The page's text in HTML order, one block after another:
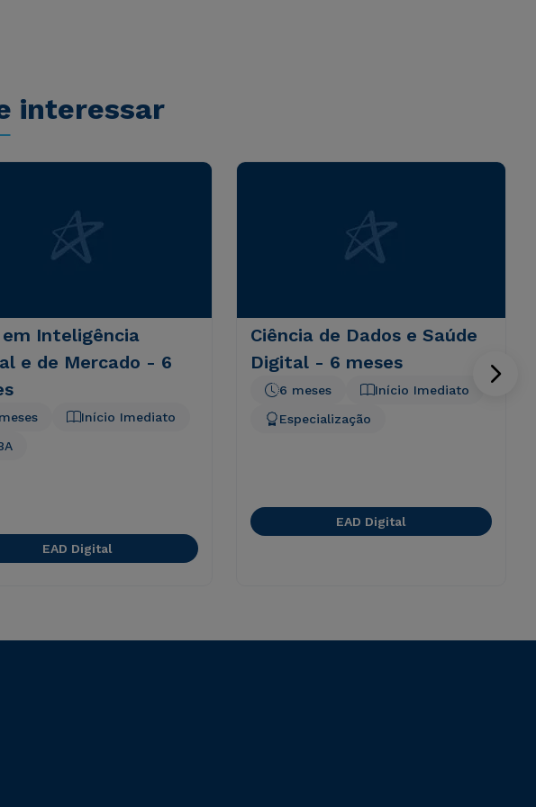
interessar
em Inteligência
e de Mercado - 6
Início Imediato
EAD Digital
Ciência de Dados e Saúde
Digital - 6 meses
Início Imediato
6 meses
Especialização
EAD Digital